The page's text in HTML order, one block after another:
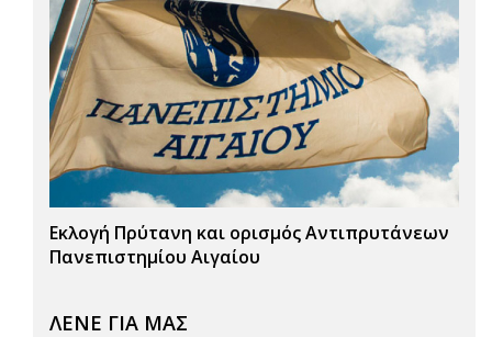
Εκλογή Πρύτανη και ορισμός Αντιπρυτάνεων
Πανεπιστημίου Αιγαίου
ΛΕΝΕ ΓΙΑ ΜΑΣ